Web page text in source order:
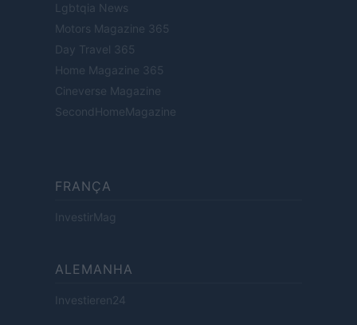
Lgbtqia News
Motors Magazine 365
Day Travel 365
Home Magazine 365
Cineverse Magazine
SecondHomeMagazine
FRANÇA
InvestirMag
ALEMANHA
Investieren24